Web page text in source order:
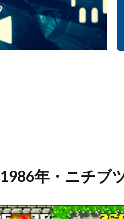
年・ニチブ